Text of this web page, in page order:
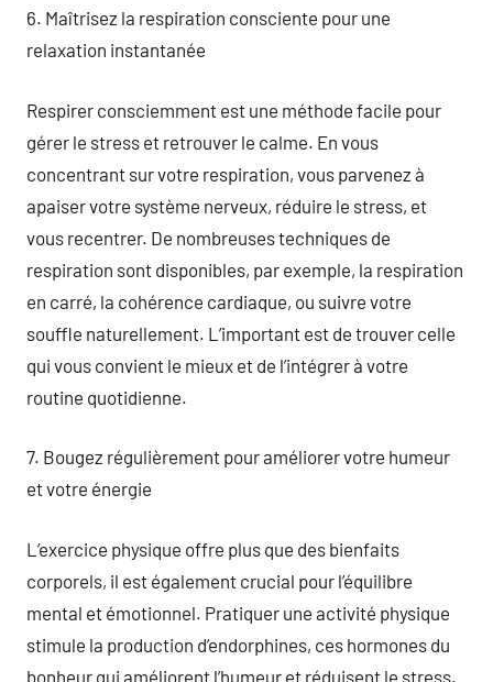
6. Maîtrisez la respiration consciente pour une
relaxation instantanée
Respirer consciemment est une méthode facile pour
gérer le stress et retrouver le calme. En vous
concentrant sur votre respiration, vous parvenez à
apaiser votre système nerveux, réduire le stress, et
vous recentrer. De nombreuses techniques de
respiration sont disponibles, par exemple, la respiration
en carré, la cohérence cardiaque, ou suivre votre
souffle naturellement. L’important est de trouver celle
qui vous convient le mieux et de l’intégrer à votre
routine quotidienne.
7. Bougez régulièrement pour améliorer votre humeur
et votre énergie
L’exercice physique offre plus que des bienfaits
corporels, il est également crucial pour l’équilibre
mental et émotionnel. Pratiquer une activité physique
stimule la production d’endorphines, ces hormones du
bonheur qui améliorent l’humeur et réduisent le stress.